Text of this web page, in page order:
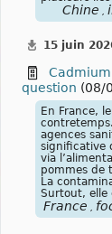
Chine
15 juin
Cadmium
question (08/
En France,
agences
significative
via
pommes de
La
Surtout, elle
France ,